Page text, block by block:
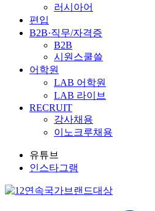
러시아어
편입
B2B·직무/자격증
B2B
시원스쿨쓸
어학원
LAB 어학원
LAB 라이브
RECRUIT
강사채용
이노크루채용
유튜브
인스타그램